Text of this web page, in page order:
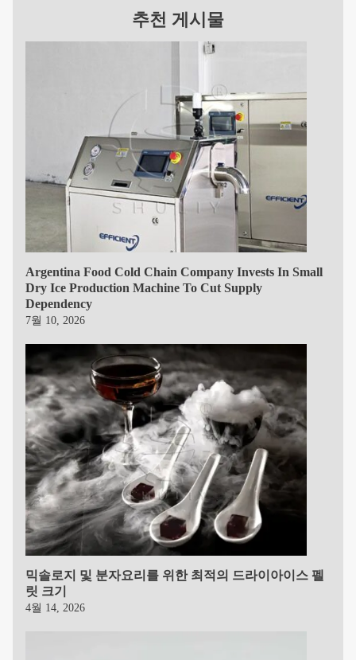
추천 게시물
Argentina Food Cold Chain Company Invests In Small
Dry Ice Production Machine To Cut Supply
Dependency
7월 10, 2026
믹솔로지 및 분자요리를 위한 최적의 드라이아이스 펠
릿 크기
4월 14, 2026